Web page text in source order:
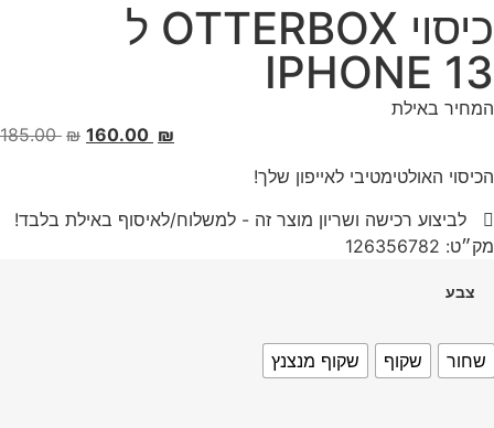
כיסוי OTTERBOX ל
IPHONE 13
המחיר באילת
‎185.00 ₪ ‎160.00 ₪
הכיסוי האולטימטיבי לאייפון שלך!
לביצוע רכישה ושריון מוצר זה - למשלוח/לאיסוף באילת בלבד!
מק״ט: 126356782
צבע
שחור שקוף שקוף מנצנץ